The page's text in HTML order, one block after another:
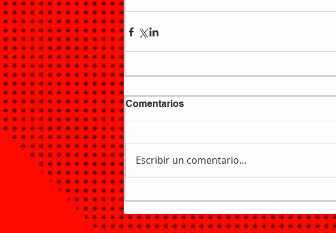
Comentarios
Escribir un comentario...